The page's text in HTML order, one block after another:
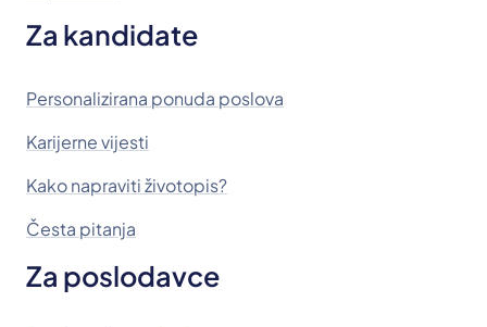
Za kandidate
Personalizirana ponuda poslova
Karijerne vijesti
Kako napraviti životopis?
Česta pitanja
Za poslodavce